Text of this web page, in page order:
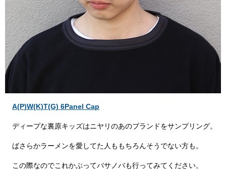
A(P)W(K)T(G) 6Panel Cap
ディープな裏原キッズはニヤリのあのブランドをサンプリング。
ばさらかラーメンを愛してた人ももちろんそうでない方も。
この際なのでこれかぶってバサノバも行ってみてください。